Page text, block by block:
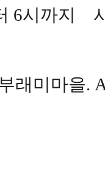
6시까지
래미마을.